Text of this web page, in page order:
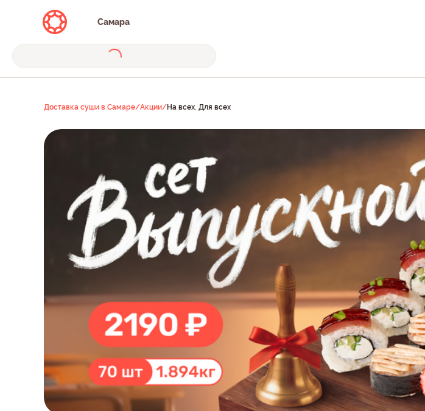
Самара
Доставка суши в Самаре/Акции/На всех. Для всех